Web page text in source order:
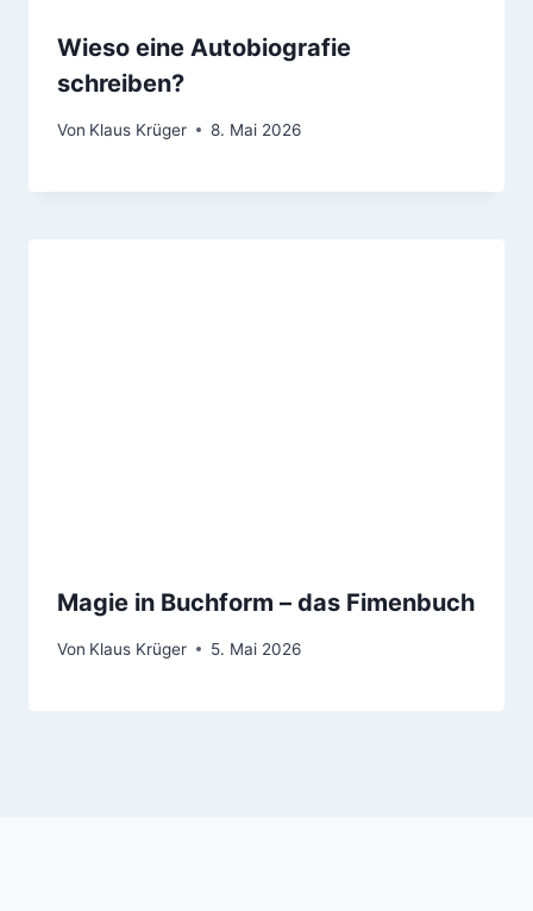
Wieso eine Autobiografie
schreiben?
Von Klaus Krüger 8. Mai 2026
Magie in Buchform – das Fimenbuch
Von Klaus Krüger 5. Mai 2026